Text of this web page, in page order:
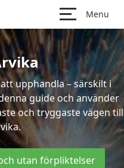
Menu
upphandla – särskilt i
guide och använder
och tryggaste vägen till
utan förpliktelser